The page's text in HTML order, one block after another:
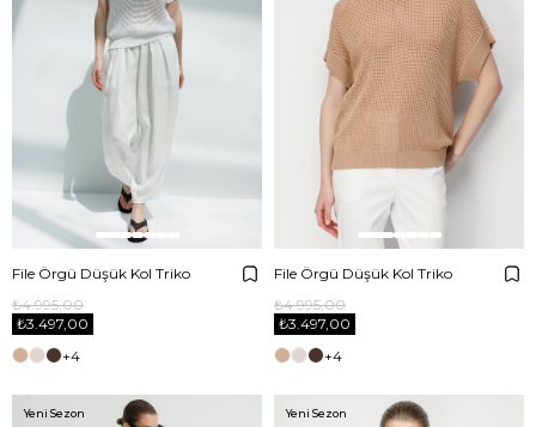
File Örgü Düşük Kol Triko
₺3.497,00
₺4.995,00
+4
File Örgü Düşük Kol Triko
₺3.497,00
₺4.995,00
+4
Yeni Sezon Yeni Sezon